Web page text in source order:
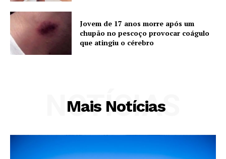
Jovem de 17 anos morre após um
chupão no pescoço provocar coágulo
que atingiu o cérebro
Mais Notícias
NOTÍCIAS